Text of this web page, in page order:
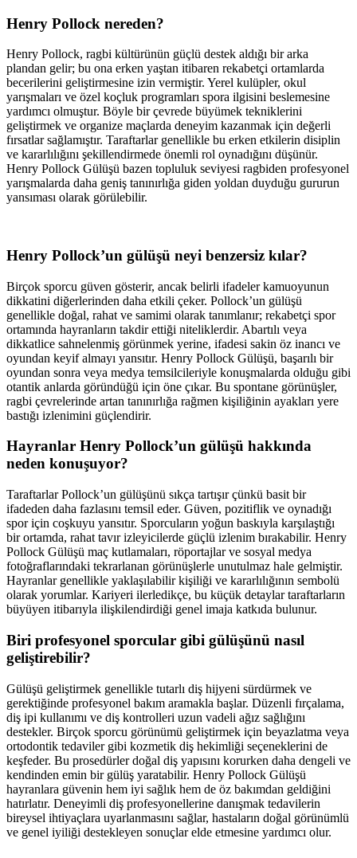
Henry Pollock nereden?
Henry Pollock, ragbi kültürünün güçlü destek aldığı bir arka
plandan gelir; bu ona erken yaştan itibaren rekabetçi ortamlarda
becerilerini geliştirmesine izin vermiştir. Yerel kulüpler, okul
yarışmaları ve özel koçluk programları spora ilgisini beslemesine
yardımcı olmuştur. Böyle bir çevrede büyümek tekniklerini
geliştirmek ve organize maçlarda deneyim kazanmak için değerli
fırsatlar sağlamıştır. Taraftarlar genellikle bu erken etkilerin disiplin
ve kararlılığını şekillendirmede önemli rol oynadığını düşünür.
Henry Pollock Gülüşü bazen topluluk seviyesi ragbiden profesyonel
yarışmalarda daha geniş tanınırlığa giden yoldan duyduğu gururun
yansıması olarak görülebilir.
Henry Pollock’un gülüşü neyi benzersiz kılar?
Birçok sporcu güven gösterir, ancak belirli ifadeler kamuoyunun
dikkatini diğerlerinden daha etkili çeker. Pollock’un gülüşü
genellikle doğal, rahat ve samimi olarak tanımlanır; rekabetçi spor
ortamında hayranların takdir ettiği niteliklerdir. Abartılı veya
dikkatlice sahnelenmiş görünmek yerine, ifadesi sakin öz inancı ve
oyundan keyif almayı yansıtır. Henry Pollock Gülüşü, başarılı bir
oyundan sonra veya medya temsilcileriyle konuşmalarda olduğu gibi
otantik anlarda göründüğü için öne çıkar. Bu spontane görünüşler,
ragbi çevrelerinde artan tanınırlığa rağmen kişiliğinin ayakları yere
bastığı izlenimini güçlendirir.
Hayranlar Henry Pollock’un gülüşü hakkında
neden konuşuyor?
Taraftarlar Pollock’un gülüşünü sıkça tartışır çünkü basit bir
ifadeden daha fazlasını temsil eder. Güven, pozitiflik ve oynadığı
spor için coşkuyu yansıtır. Sporcuların yoğun baskıyla karşılaştığı
bir ortamda, rahat tavır izleyicilerde güçlü izlenim bırakabilir. Henry
Pollock Gülüşü maç kutlamaları, röportajlar ve sosyal medya
fotoğraflarındaki tekrarlanan görünüşlerle unutulmaz hale gelmiştir.
Hayranlar genellikle yaklaşılabilir kişiliği ve kararlılığının sembolü
olarak yorumlar. Kariyeri ilerledikçe, bu küçük detaylar taraftarların
büyüyen itibarıyla ilişkilendirdiği genel imaja katkıda bulunur.
Biri profesyonel sporcular gibi gülüşünü nasıl
geliştirebilir?
Gülüşü geliştirmek genellikle tutarlı diş hijyeni sürdürmek ve
gerektiğinde profesyonel bakım aramakla başlar. Düzenli fırçalama,
diş ipi kullanımı ve diş kontrolleri uzun vadeli ağız sağlığını
destekler. Birçok sporcu görünümü geliştirmek için beyazlatma veya
ortodontik tedaviler gibi kozmetik diş hekimliği seçeneklerini de
keşfeder. Bu prosedürler doğal diş yapısını korurken daha dengeli ve
kendinden emin bir gülüş yaratabilir. Henry Pollock Gülüşü
hayranlara güvenin hem iyi sağlık hem de öz bakımdan geldiğini
hatırlatır. Deneyimli diş profesyonellerine danışmak tedavilerin
bireysel ihtiyaçlara uyarlanmasını sağlar, hastaların doğal görünümlü
ve genel iyiliği destekleyen sonuçlar elde etmesine yardımcı olur.